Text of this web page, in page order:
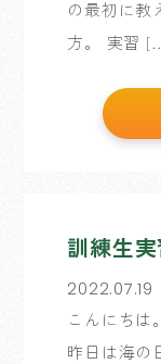
の最初に教
方。 実習
訓練生
2022.07.19
こんにちは
昨日は海の